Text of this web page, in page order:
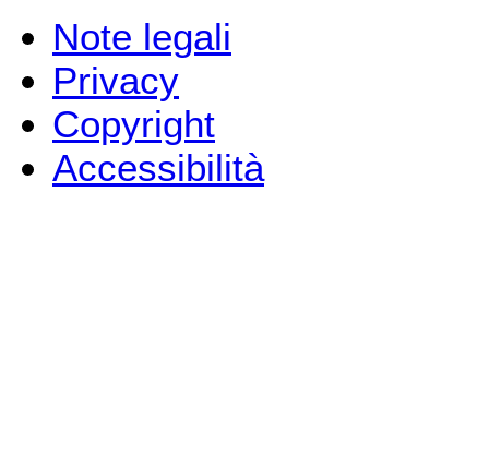
Note legali
Privacy
Copyright
Accessibilità